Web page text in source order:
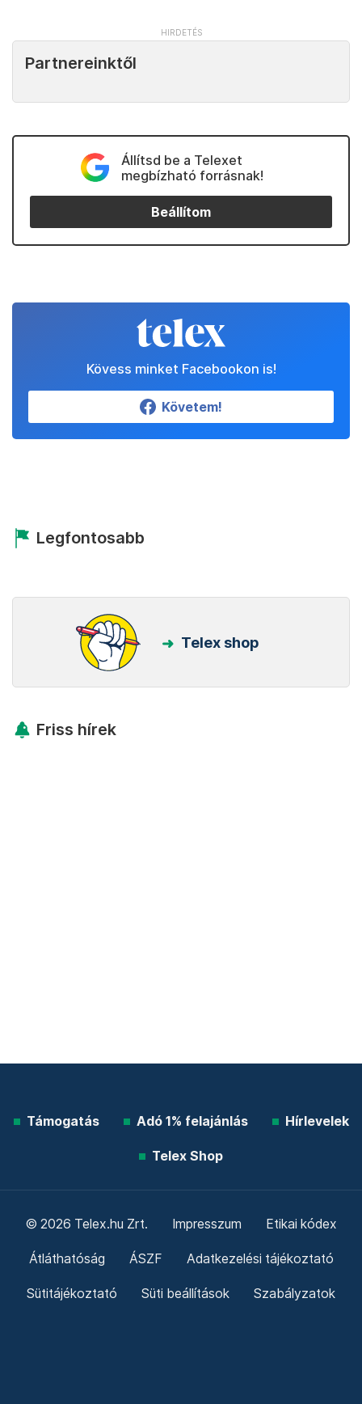
Partnereinktől
Állítsd be a Telexet
megbízható forrásnak!
Beállítom
Kövess minket Facebookon is!
Követem!
Legfontosabb
Telex shop
Friss hírek
Támogatás Adó 1% felajánlás Hírlevelek
Telex Shop
© 2026 Telex.hu Zrt. Impresszum Etikai kódex
Átláthatóság ÁSZF Adatkezelési tájékoztató
Sütitájékoztató Süti beállítások Szabályzatok